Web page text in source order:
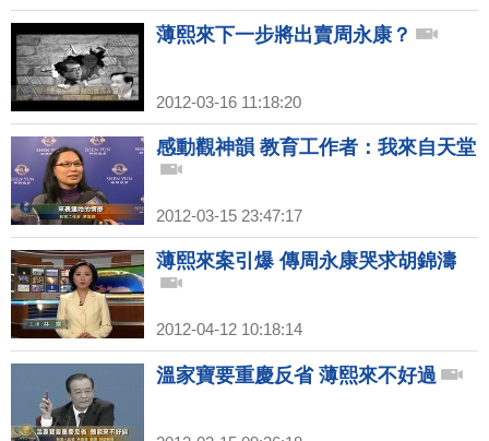
薄熙來下一步將出賣周永康？
2012-03-16 11:18:20
感動觀神韻 教育工作者：我來自天堂
2012-03-15 23:47:17
薄熙來案引爆 傳周永康哭求胡錦濤
2012-04-12 10:18:14
溫家寶要重慶反省 薄熙來不好過